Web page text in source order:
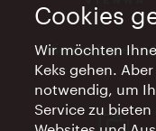
Vienna Experts
Cookies
Wir möchten
Keks gehen.
notwendig, um
Service zu